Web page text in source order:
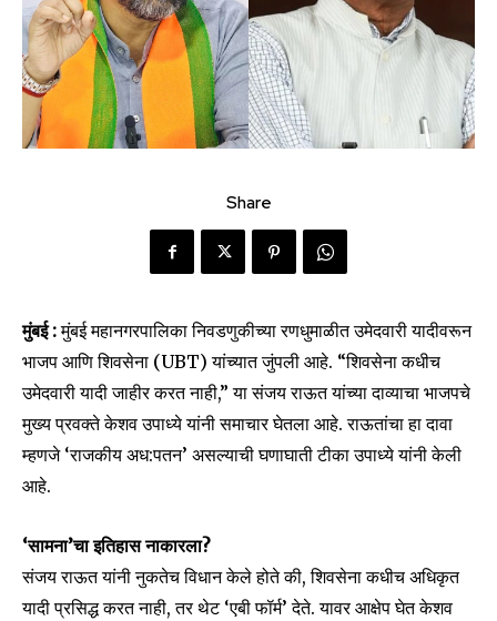
Share
मुंबई :मुंबई महानगरपालिका निवडणुकीच्या रणधुमाळीत उमेदवारी यादीवरून
भाजप आणि शिवसेना (UBT) यांच्यात जुंपली आहे. “शिवसेना कधीच
उमेदवारी यादी जाहीर करत नाही,” या संजय राऊत यांच्या दाव्याचा भाजपचे
मुख्य प्रवक्ते केशव उपाध्ये यांनी समाचार घेतला आहे. राऊतांचा हा दावा
म्हणजे ‘राजकीय अध:पतन’ असल्याची घणाघाती टीका उपाध्ये यांनी केली
आहे.
‘सामना’चा इतिहास नाकारला?
संजय राऊत यांनी नुकतेच विधान केले होते की, शिवसेना कधीच अधिकृत
यादी प्रसिद्ध करत नाही, तर थेट ‘एबी फॉर्म’ देते. यावर आक्षेप घेत केशव